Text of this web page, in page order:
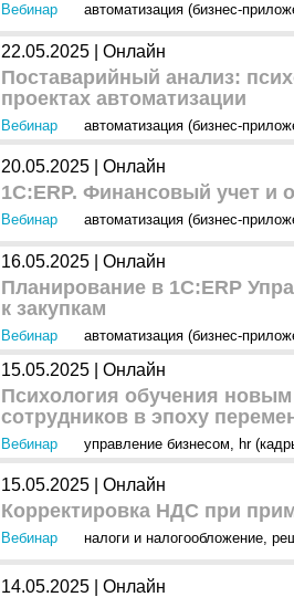
Вебинар автоматизация (бизнес-
22.05.2025 | Онлайн
Поставарийный анализ:
проектах автоматизации
Вебинар автоматизация (бизнес-
20.05.2025 | Онлайн
1С:ERP. Финансовый учет и
Вебинар автоматизация (бизнес-
16.05.2025 | Онлайн
Планирование в 1С:ERP
к закупкам
Вебинар автоматизация (бизнес-
15.05.2025 | Онлайн
Психология обучения
сотрудников в эпоху
Вебинар управление бизнесом, hr
15.05.2025 | Онлайн
Корректировка НДС при
Вебинар налоги и налогообложение,
14.05.2025 | Онлайн